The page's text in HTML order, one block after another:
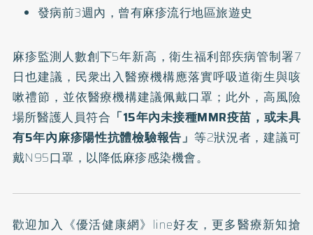
發病前3週內，曾有麻疹流行地區旅遊史
麻疹監測人數創下5年新高，衛生福利部疾病管制署7
日也建議，民衆出入醫療機構應落實呼吸道衛生與咳
嗽禮節，並依醫療機構建議佩戴口罩；此外，高風險
場所醫護人員符合 「15年內未接種MMR疫苗，或未具
有5年內麻疹陽性抗體檢驗報告」 等2狀況者，建議可
戴N95口罩，以降低麻疹感染機會。
歡迎加入 《優活健康網》line好友 ，更多醫療新知搶